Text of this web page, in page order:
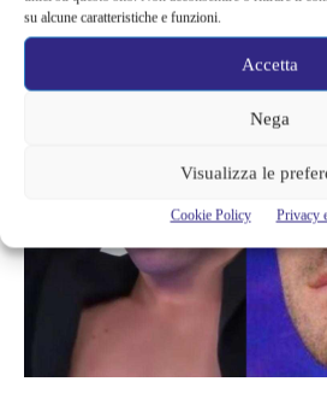
su alcune caratteristiche e funzioni.
Accetta
Nega
Visualizza le
Cookie Policy Privacy